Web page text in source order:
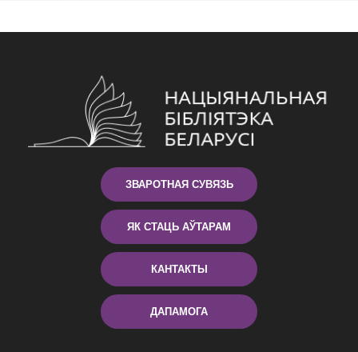
ЗВАРОТНАЯ СУВЯЗЬ
ЯК СТАЦЬ АЎТАРАМ
КАНТАКТЫ
ДАПАМОГА